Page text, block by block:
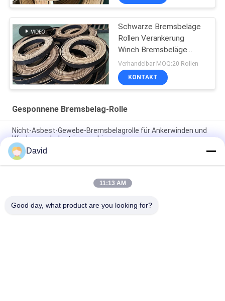
Schwarze Bremsbeläge
Rollen Verankerung
Winch Bremsbeläge
Schwarze Farbe
Gewebte Bremsbeläge
Verhandelbar MOQ:20 Rollen
KONTAKT
Gesponnene Bremsbelag-Rolle
Nicht-Asbest-Gewebe-Bremsbelagrolle für Ankerwinden und
Winden von Industriemaschinen
Asbestfrei gewebte Bremsschienenrolle für Zuckermühle
Traktor Kranichheber Aufzug
Flexible Windenwindschleife Gewebte Bremsbelagrolle für
David
11:13 AM
Good day, what product are you looking for?